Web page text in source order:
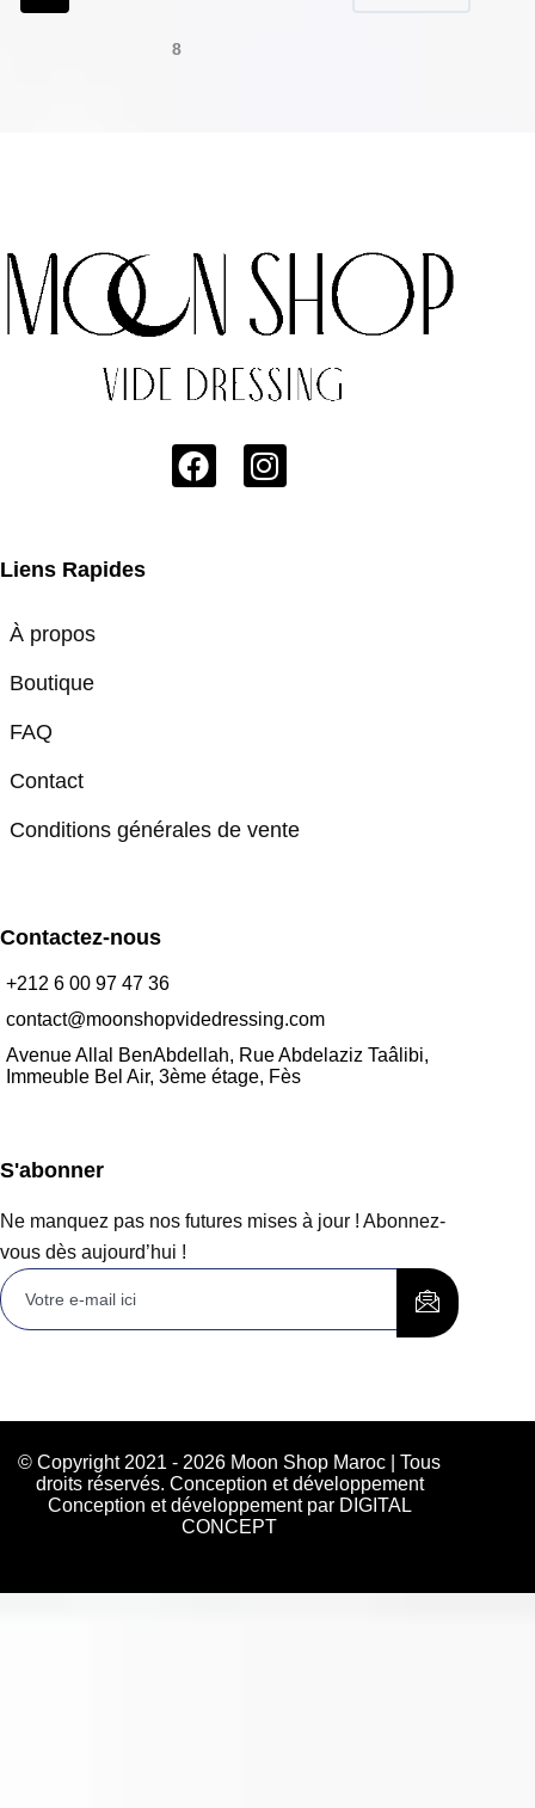
8
Liens Rapides
À propos
Boutique
FAQ
Contact
Conditions générales de vente
Contactez-nous
+212 6 00 97 47 36
contact@moonshopvidedressing.com
Avenue Allal BenAbdellah, Rue Abdelaziz Taâlibi,
Immeuble Bel Air, 3ème étage, Fès
S'abonner
Ne manquez pas nos futures mises à jour ! Abonnez-
vous dès aujourd’hui !
© Copyright 2021 - 2026 Moon Shop Maroc | Tous
droits réservés. Conception et développement
Conception et développement par DIGITAL
CONCEPT